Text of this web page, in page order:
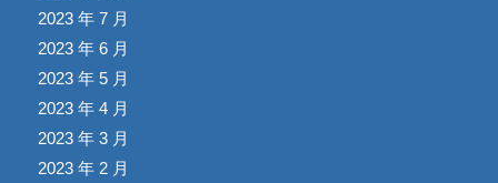
2023 年 7 月
2023 年 6 月
2023 年 5 月
2023 年 4 月
2023 年 3 月
2023 年 2 月